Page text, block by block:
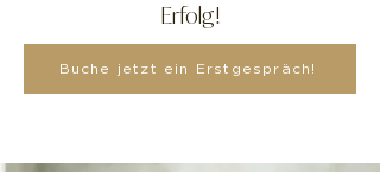
Erfolg!
Buche jetzt ein Erstgespräch!